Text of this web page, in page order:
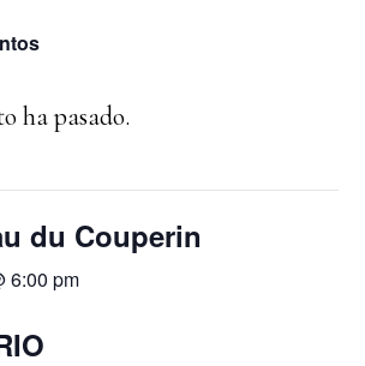
ha pasado.
du Couperin
6:00 pm